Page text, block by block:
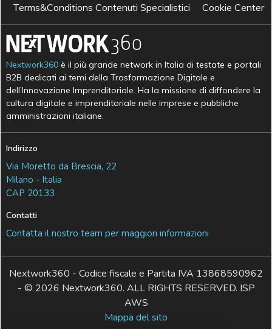
Terms&Conditions Contenuti Specialistici
Cookie Center
Nextwork360 è il più grande network in Italia di testate e portali
B2B dedicati ai temi della Trasformazione Digitale e
dell’Innovazione Imprenditoriale. Ha la missione di diffondere la
cultura digitale e imprenditoriale nelle imprese e pubbliche
amministrazioni italiane.
Indirizzo
Via Moretto da Brescia, 22
Milano - Italia
CAP 20133
Contatti
Contatta il nostro team per maggiori informazioni
Nextwork360 - Codice fiscale e Partita IVA 13868590962
- © 2026 Nextwork360. ALL RIGHTS RESERVED. ISP
AWS
Mappa del sito